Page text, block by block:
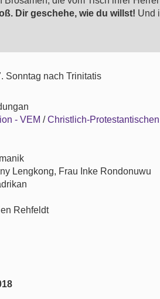
Dir geschehe, wie du willst! Und
Sonntag nach Trinitatis
- VEM /Christlich-
Lengkong, Frau Inke Rondonuwu
Rehfeldt